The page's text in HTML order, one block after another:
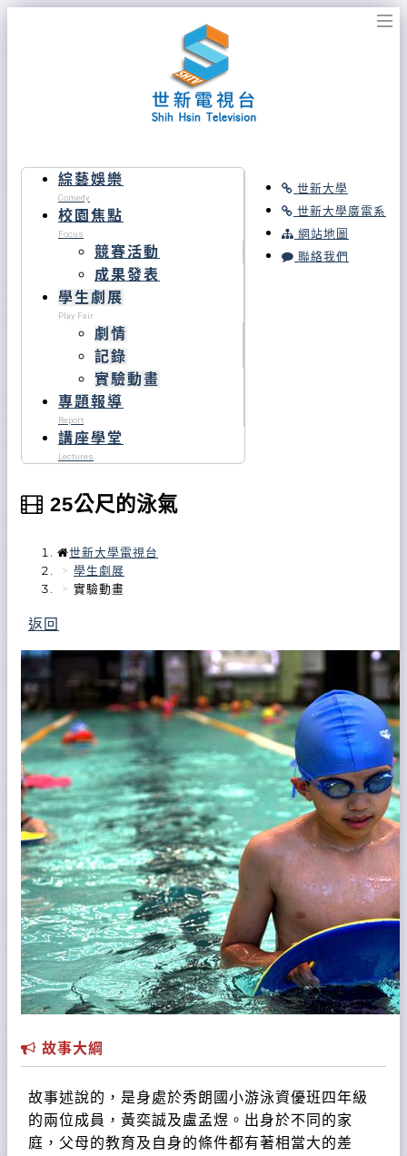
世新大學
世新大學廣電系
網站地圖
聯絡我們
綜藝娛樂
Comedy
校園焦點
Focus
競賽活動
成果發表
學生劇展
Play Fair
劇情
記錄
實驗動畫
專題報導
Report
講座學堂
Lectures
25公尺的泳氣
世新大學電視台
學生劇展
實驗動畫
返回
故事大綱
故事述說的，是身處於秀朗國小游泳資優班四年級
的兩位成員，黃奕誠及盧孟煜。出身於不同的家
庭，父母的教育及自身的條件都有著相當大的差